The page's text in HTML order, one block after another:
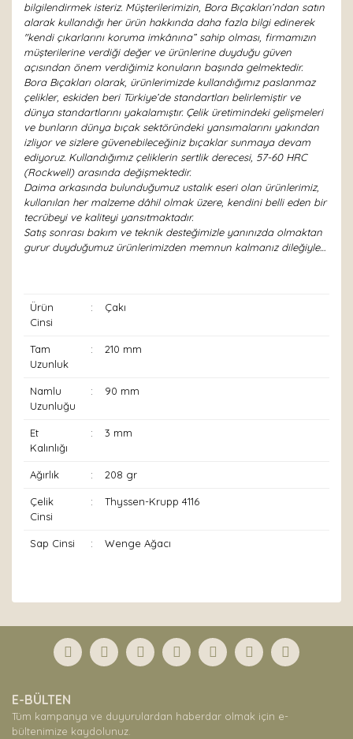
bilgilendirmek isteriz. Müşterilerimizin, Bora Bıçakları’ndan satın
alarak kullandığı her ürün hakkında daha fazla bilgi edinerek
"kendi çıkarlarını koruma imkânına” sahip olması, firmamızın
müşterilerine verdiği değer ve ürünlerine duyduğu güven
açısından önem verdiğimiz konuların başında gelmektedir.
Bora Bıçakları olarak, ürünlerimizde kullandığımız paslanmaz
çelikler, eskiden beri Türkiye’de standartları belirlemiştir ve
dünya standartlarını yakalamıştır. Çelik üretimindeki gelişmeleri
ve bunların dünya bıçak sektöründeki yansımalarını yakından
izliyor ve sizlere güvenebileceğiniz bıçaklar sunmaya devam
ediyoruz. Kullandığımız çeliklerin sertlik derecesi, 57-60 HRC
(Rockwell) arasında değişmektedir.
Daima arkasında bulunduğumuz ustalık eseri olan ürünlerimiz,
kullanılan her malzeme dâhil olmak üzere, kendini belli eden bir
tecrübeyi ve kaliteyi yansıtmaktadır.
Satış sonrası bakım ve teknik desteğimizle yanınızda olmaktan
gurur duyduğumuz ürünlerimizden memnun kalmanız dileğiyle…
Ürün
Cinsi
: Çakı
Tam
Uzunluk
: 210 mm
Namlu
Uzunluğu
: 90 mm
Et
Kalınlığı
: 3 mm
Ağırlık : 208 gr
Çelik
Cinsi
: Thyssen-Krupp 4116
Sap Cinsi : Wenge Ağacı
Yorum Yaz
formunu kullanarak tarafımıza iletebilirsiniz.
Görüş ve önerileriniz için teşekkür ederiz.
Ürün açıklamasında eksik bilgiler bulunuyor.
Ürün bilgilerinde hatalar bulunuyor.
E-BÜLTEN
Tüm kampanya ve duyurulardan haberdar olmak için e-
bültenimize kaydolunuz.